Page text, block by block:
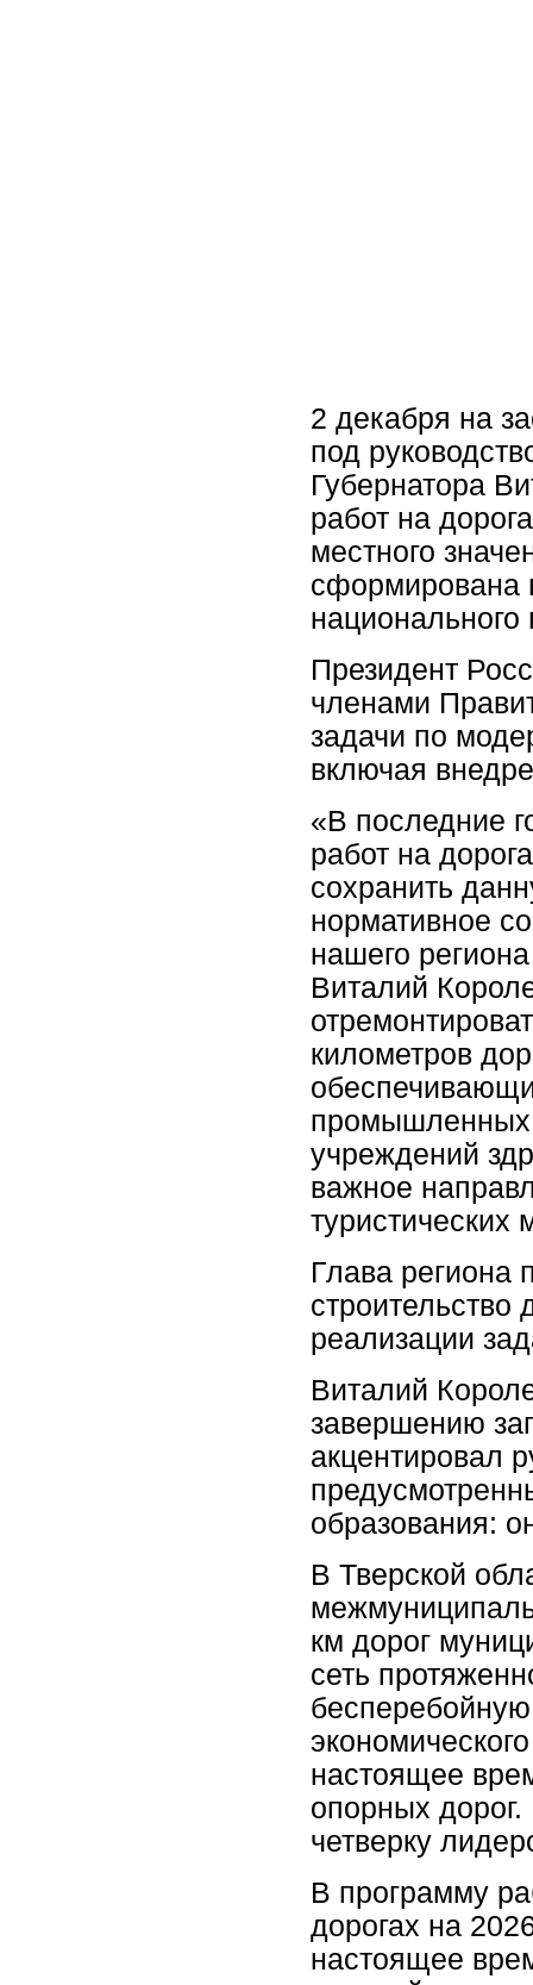
2 декабря на
под
Губернатора
работ на
местного
сформирована
Президент
членами
задачи по
включая
«В последние
работ на
сохранить
нормативное
нашего
Виталий
километров
промышленных
учреждений
важное
туристических
Глава региона
строительство
реализации
Виталий
завершению
акцентировал
образования:
В Тверской
км дорог
сеть
настоящее
опорных дорог.
четверку
В программу
дорогах на
настоящее